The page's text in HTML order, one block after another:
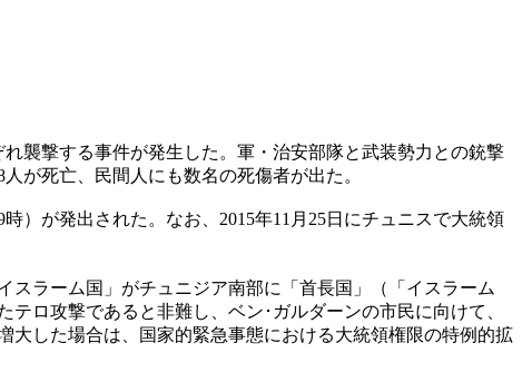
襲撃する事件が発生した。軍・治安部隊と武装勢力との銃撃
が死亡、民間人にも数名の死傷者が出た。
）が発出された。なお、2015年11月25日にチュニスで大統領
ラーム国」がチュニジア南部に「首長国」（「イスラーム
ロ攻撃であると非難し、ベン･ガルダーンの市民に向けて、
した場合は、国家的緊急事態における大統領権限の特例的拡